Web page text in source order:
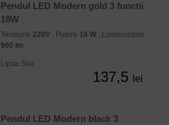
Pendul LED Modern gold 3 functii
18W
Tensiune 220V , Putere 18 W , Luminozitate
900 lm
Lipsa Stoc
137,5 lei
Pendul LED Modern black 3